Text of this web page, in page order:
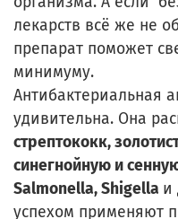
лекарств всё же не
препарат поможет
минимуму.
Антибактериальная
удивительна. Она
стрептококк,
синегнойную и
Salmonella, Shigella и
успехом применяют